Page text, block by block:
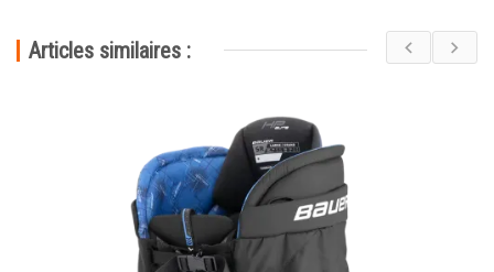
Articles similaires :